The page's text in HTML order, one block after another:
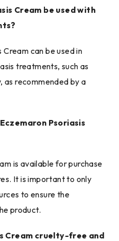
Cream be used with
Cream can be used in
treatments, such as
as recommended by a
Psoriasis
is available for purchase
It is important to only
to ensure the
product.
Cream cruelty-free and